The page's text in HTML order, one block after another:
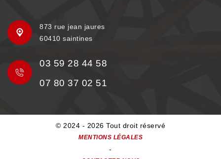
873 rue jean jaures
60410 saintines
03 59 28 44 58
07 80 37 02 51
© 2024 - 2026 Tout droit réservé
MENTIONS LÉGALES
-